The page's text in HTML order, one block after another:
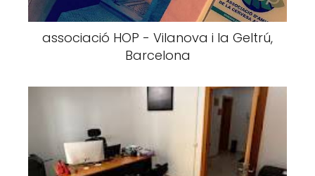
associació HOP - Vilanova i la Geltrú,
Barcelona